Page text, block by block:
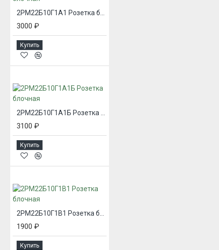
3000 ₽
Купить
2РМ22Б10Г1А1Б Розетка блочная
3100 ₽
Купить
2РМ22Б10Г1В1 Розетка блочная
1900 ₽
Купить